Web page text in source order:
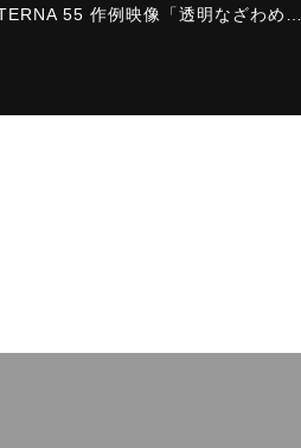
55 作例映像「透明なざわめ…